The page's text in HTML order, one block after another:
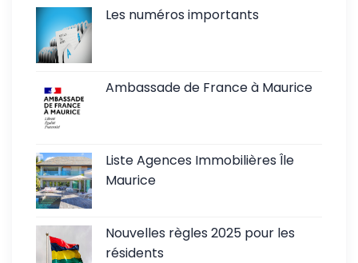
Les numéros importants
Ambassade de France à Maurice
Liste Agences Immobilières Île
Maurice
Nouvelles règles 2025 pour les
résidents